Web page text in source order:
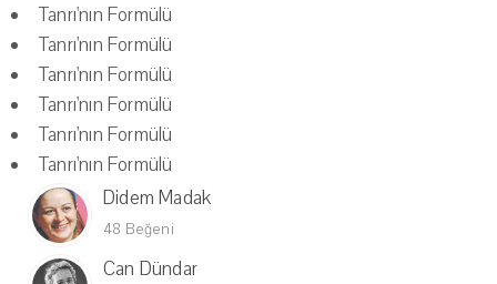
Tanrı'nın Formülü
Tanrı'nın Formülü
Tanrı'nın Formülü
Tanrı'nın Formülü
Tanrı'nın Formülü
Tanrı'nın Formülü
Didem Madak
48 Beğeni
Can Dündar